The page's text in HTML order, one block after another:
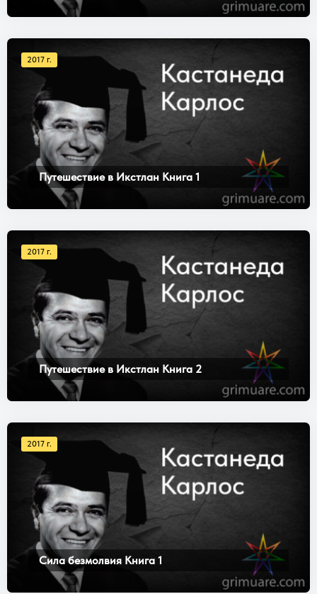
2017 г.
Путешествие в Икстлан Книга 1
2017 г.
Путешествие в Икстлан Книга 2
2017 г.
Сила безмолвия Книга 1